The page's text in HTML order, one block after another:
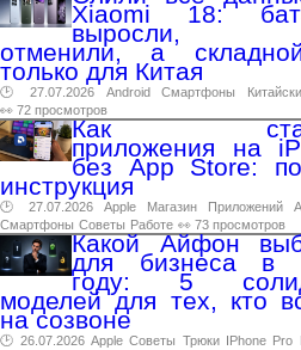
Xiaomi 18:
выросли,
отменили, а
только для Китая
🕑 27.07.2026 Android Смартфоны
👀 72 просмотров
Как
приложения на
без App Store:
инструкция
🕑 27.07.2026 Apple Магазин Приложений
Смартфоны Советы Работе 👀 73 просмотров
Какой Айфон
для бизнеса в
году: 5
моделей для тех, кто
на созвоне
🕑 26.07.2026 Apple Советы Трюки IPhone Pro